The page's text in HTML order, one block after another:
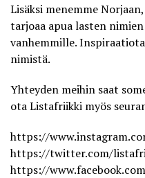
Lisäksi menemme
tarjoaa apua lasten
vanhemmille.
nimistä.
Yhteyden meihin saat
otaListafriikki myös
https://
https://twitter.com/
https://